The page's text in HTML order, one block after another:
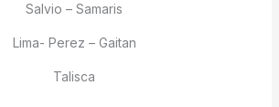
Salvio – Samaris
Lima- Perez – Gaitan
Talisca